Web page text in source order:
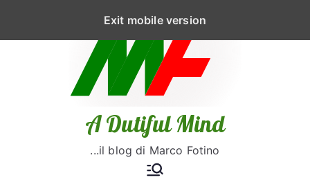
A Dutiful Mind
...il blog di Marco Fotino
Exit mobile version